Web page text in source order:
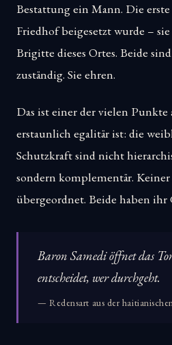
Bestattung ein Mann. Die
Friedhof beigesetzt wurde –
Brigitte dieses Ortes. Beide
zuständig. Sie ehren.
Das ist einer der vielen Punkte
erstaunlich egalitär ist: die
Schutzkraft sind nicht
sondern komplementär.
übergeordnet. Beide haben ihr
Baron Samedi öffnet das
entscheidet, wer durchgeht.
— Redensart aus der